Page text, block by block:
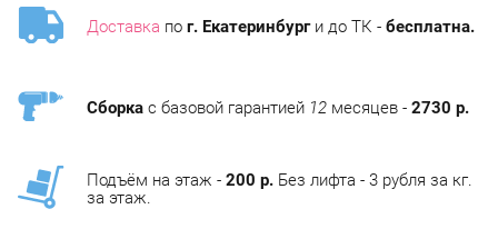
АНАЛОГИ